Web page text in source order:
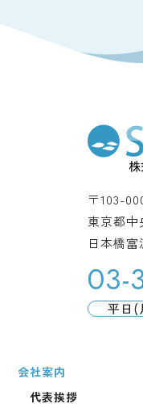
〒103-
東京都中
日本橋
03-
平日(
会社案内
代表挨拶